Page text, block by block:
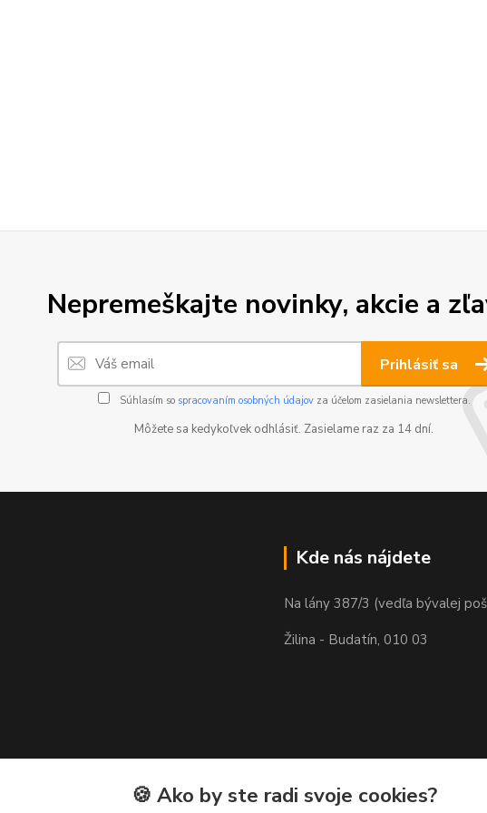
Nepremeškajte novinky, akcie a
Prihlásiť sa
Súhlasím so spracovaním osobných údajovza účelom zasielania newslettera.
Môžete sa kedykoľvek odhlásiť. Zasielame raz za 14 dní.
Kde nás nájdete
Na lány 387/3 (vedľa bývalej
Žilina - Budatín, 010 03
🍪 Ako by ste radi svoje cookies?